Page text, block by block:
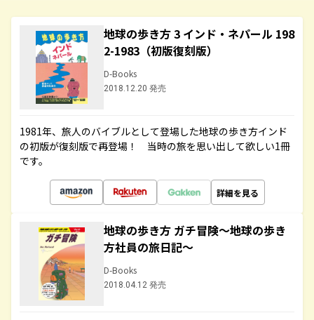
地球の歩き方 3 インド・ネパール 198
2-1983（初版復刻版）
D-Books
2018.12.20 発売
1981年、旅人のバイブルとして登場した地球の歩き方インド
の初版が復刻版で再登場！ 当時の旅を思い出して欲しい1冊
です。
詳細を見る
地球の歩き方 ガチ冒険～地球の歩き
方社員の旅日記～
D-Books
2018.04.12 発売